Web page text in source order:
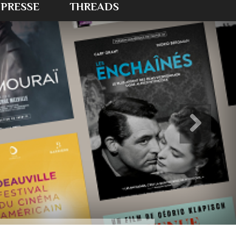
PRESSE THREADS